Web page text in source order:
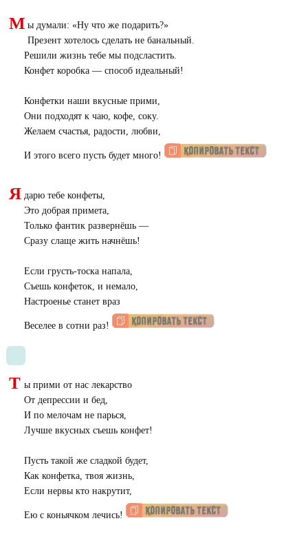
М ы думали: «Ну что же подарить?»
Презент хотелось сделать не банальный.
Решили жизнь тебе мы подсластить.
Конфет коробка — способ идеальный!
Конфетки наши вкусные прими,
Они подходят к чаю, кофе, соку.
Желаем счастья, радости, любви,
И этого всего пусть будет много!
Я дарю тебе конфеты,
Это добрая примета,
Только фантик развернёшь —
Сразу слаще жить начнёшь!
Если грусть-тоска напала,
Съешь конфеток, и немало,
Настроенье станет враз
Веселее в сотни раз!
Т ы прими от нас лекарство
От депрессии и бед,
И по мелочам не парься,
Лучше вкусных съешь конфет!
Пусть такой же сладкой будет,
Как конфетка, твоя жизнь,
Если нервы кто накрутит,
Ею с коньячком лечись!